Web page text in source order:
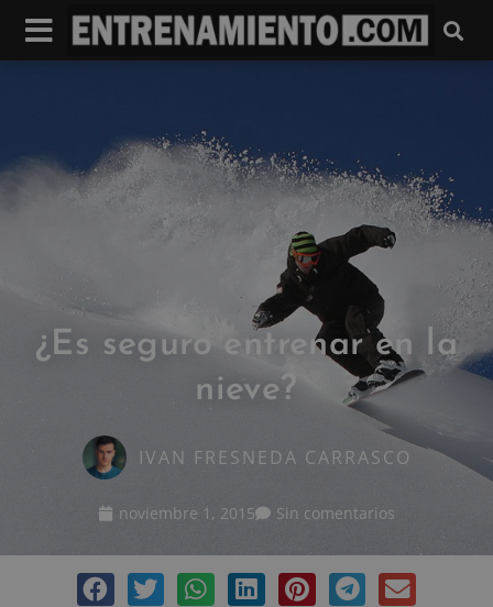
¿Es seguro entrenar en la
nieve?
IVAN FRESNEDA CARRASCO
noviembre 1, 2015 Sin comentarios